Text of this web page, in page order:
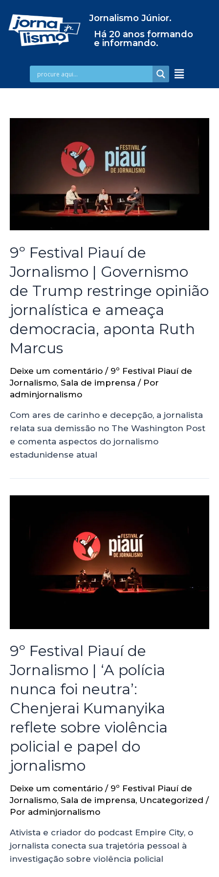
Jornalismo Júnior.
Há 20 anos formando
e informando.
9º Festival Piauí de
Jornalismo | Governismo
de Trump restringe opinião
jornalística e ameaça
democracia, aponta Ruth
Marcus
Deixe um comentário / 9º Festival Piauí de
Jornalismo, Sala de imprensa / Por
adminjornalismo
Com ares de carinho e decepção, a jornalista
relata sua demissão no The Washington Post
e comenta aspectos do jornalismo
estadunidense atual
9º Festival Piauí de
Jornalismo | ‘A polícia
nunca foi neutra’:
Chenjerai Kumanyika
reflete sobre violência
policial e papel do
jornalismo
Deixe um comentário / 9º Festival Piauí de
Jornalismo, Sala de imprensa, Uncategorized /
Por adminjornalismo
Ativista e criador do podcast Empire City, o
jornalista conecta sua trajetória pessoal à
investigação sobre violência policial